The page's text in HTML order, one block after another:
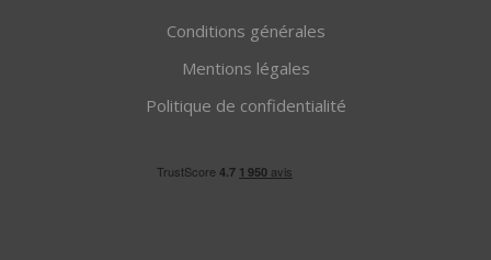
Conditions générales
Mentions légales
Politique de confidentialité